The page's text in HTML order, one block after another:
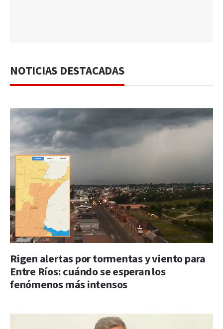
NOTICIAS DESTACADAS
Rigen alertas por tormentas y viento para
Entre Ríos: cuándo se esperan los
fenómenos más intensos